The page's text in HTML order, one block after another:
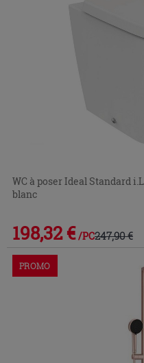
WC à poser Ideal Standard
blanc
198,32 € /PC247,90 €
PROMO